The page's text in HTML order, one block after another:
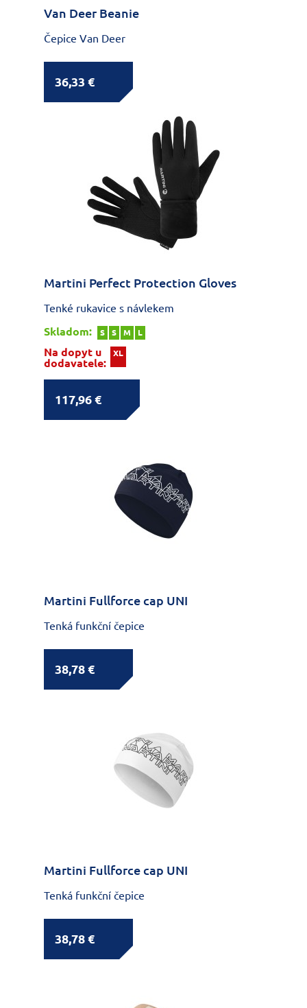
Van Deer Beanie
Čepice Van Deer
36,33 €
Martini Perfect Protection Gloves
Tenké rukavice s návlekem
Skladom:
S S M L
Na dopyt u
dodavatele:
XL
117,96 €
Martini Fullforce cap UNI
Tenká funkční čepice
38,78 €
Martini Fullforce cap UNI
Tenká funkční čepice
38,78 €